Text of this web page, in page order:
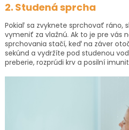
2. Studená sprcha
Pokiaľ sa zvyknete sprchovať ráno,
vymeniť za vlažnú. Ak to je pre vás
sprchovania stačí, keď na záver
sekúnd a vydržíte pod studenou
preberie, rozprúdi krv a posilní